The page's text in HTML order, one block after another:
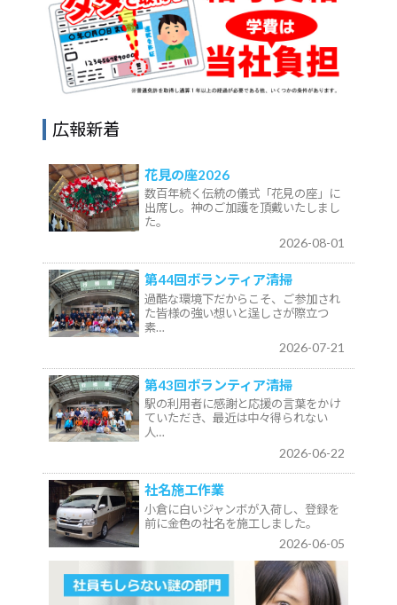
広報新着
花見の座2026
数百年続く伝統の儀式「花見の座」に
出席し。神のご加護を頂戴いたしまし
た。
2026-08-01
第44回ボランティア清掃
過酷な環境下だからこそ、ご参加され
た皆様の強い想いと逞しさが際立つ
素…
2026-07-21
第43回ボランティア清掃
駅の利用者に感謝と応援の言葉をかけ
ていただき、最近は中々得られない
人…
2026-06-22
社名施工作業
小倉に白いジャンボが入荷し、登録を
前に金色の社名を施工しました。
2026-06-05